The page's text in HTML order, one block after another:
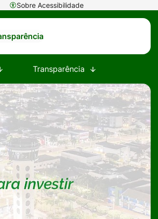
Sobre Acessibilidade
Transparência